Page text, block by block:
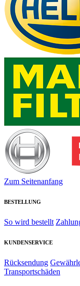
Zum Seitenanfang
BESTELLUNG
So wird bestellt
KUNDENSERVICE
Rücksendung
Transportschäden